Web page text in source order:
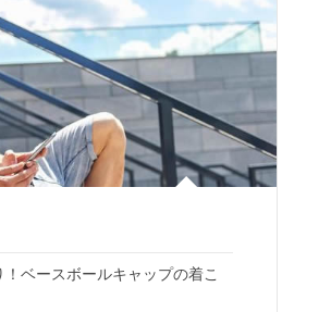
ベースボールキャップの着こ